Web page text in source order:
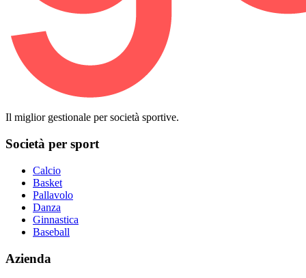
Il miglior gestionale per società sportive.
Società per sport
Calcio
Basket
Pallavolo
Danza
Ginnastica
Baseball
Azienda